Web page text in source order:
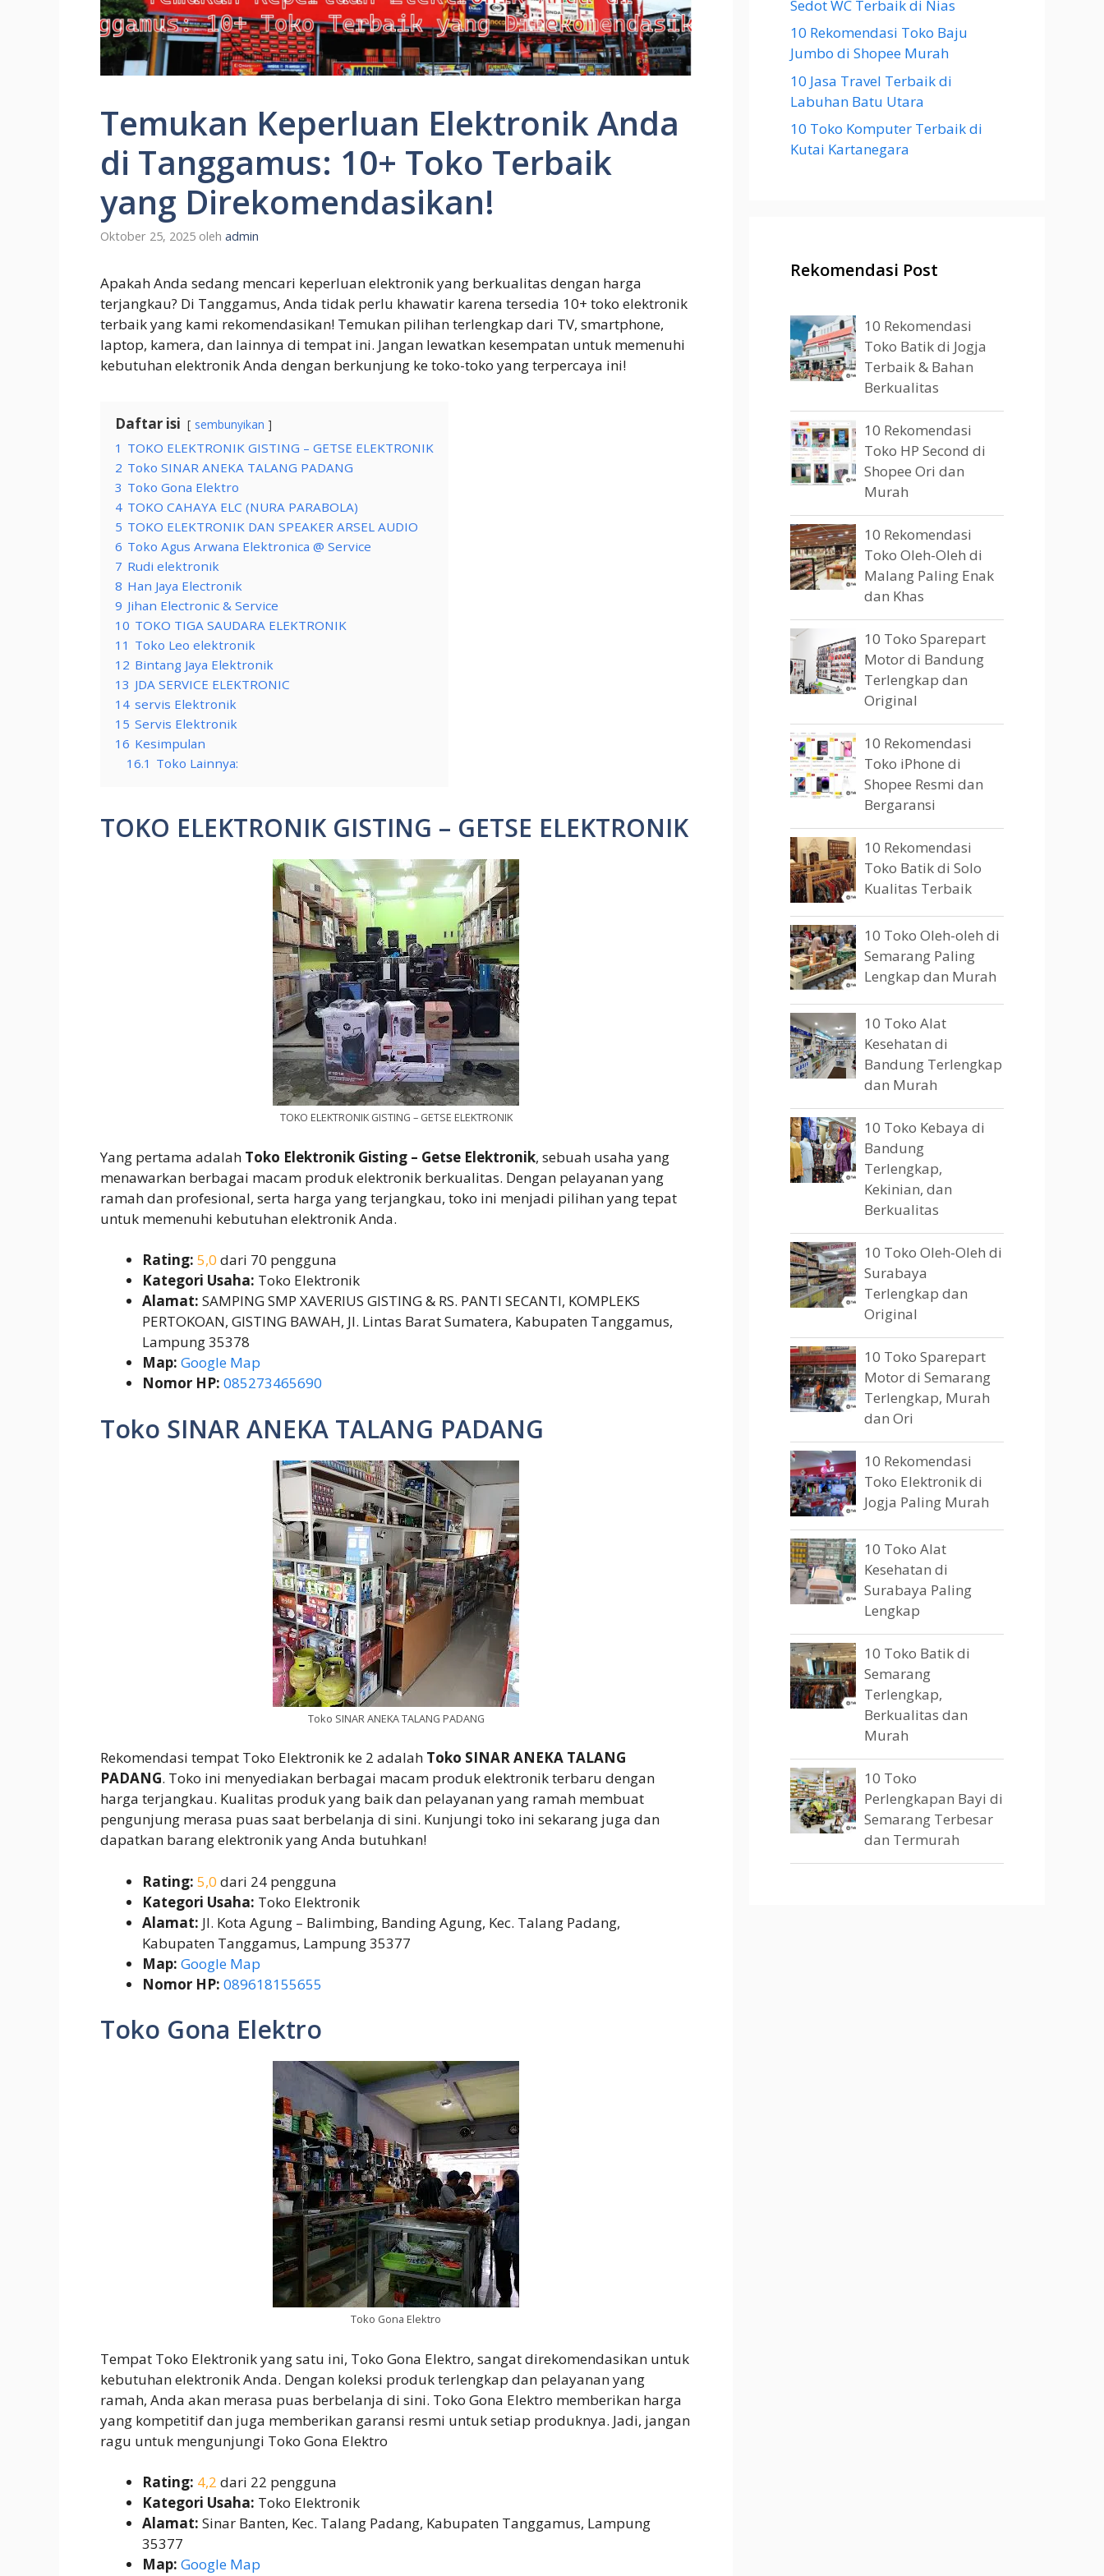
Temukan Keperluan Elektronik Anda
di Tanggamus: 10+ Toko Terbaik
yang Direkomendasikan!
Oktober 25, 2025 oleh admin
Apakah Anda sedang mencari keperluan elektronik yang berkualitas dengan harga
terjangkau? Di Tanggamus, Anda tidak perlu khawatir karena tersedia 10+ toko elektronik
terbaik yang kami rekomendasikan! Temukan pilihan terlengkap dari TV, smartphone,
laptop, kamera, dan lainnya di tempat ini. Jangan lewatkan kesempatan untuk memenuhi
kebutuhan elektronik Anda dengan berkunjung ke toko-toko yang terpercaya ini!
Daftar isi sembunyikan
1 TOKO ELEKTRONIK GISTING – GETSE ELEKTRONIK
2 Toko SINAR ANEKA TALANG PADANG
3 Toko Gona Elektro
4 TOKO CAHAYA ELC (NURA PARABOLA)
5 TOKO ELEKTRONIK DAN SPEAKER ARSEL AUDIO
6 Toko Agus Arwana Elektronica @ Service
7 Rudi elektronik
8 Han Jaya Electronik
9 Jihan Electronic & Service
10 TOKO TIGA SAUDARA ELEKTRONIK
11 Toko Leo elektronik
12 Bintang Jaya Elektronik
13 JDA SERVICE ELEKTRONIC
14 servis Elektronik
15 Servis Elektronik
16 Kesimpulan
16.1 Toko Lainnya:
TOKO ELEKTRONIK GISTING – GETSE ELEKTRONIK
TOKO ELEKTRONIK GISTING – GETSE ELEKTRONIK
Yang pertama adalah Toko Elektronik Gisting – Getse Elektronik, sebuah usaha yang
menawarkan berbagai macam produk elektronik berkualitas. Dengan pelayanan yang
ramah dan profesional, serta harga yang terjangkau, toko ini menjadi pilihan yang tepat
untuk memenuhi kebutuhan elektronik Anda.
Rating: 5,0 dari 70 pengguna
Kategori Usaha: Toko Elektronik
Alamat: SAMPING SMP XAVERIUS GISTING & RS. PANTI SECANTI, KOMPLEKS
PERTOKOAN, GISTING BAWAH, Jl. Lintas Barat Sumatera, Kabupaten Tanggamus,
Lampung 35378
Map: Google Map
Nomor HP: 085273465690
Toko SINAR ANEKA TALANG PADANG
Toko SINAR ANEKA TALANG PADANG
Rekomendasi tempat Toko Elektronik ke 2 adalah Toko SINAR ANEKA TALANG
PADANG. Toko ini menyediakan berbagai macam produk elektronik terbaru dengan
harga terjangkau. Kualitas produk yang baik dan pelayanan yang ramah membuat
pengunjung merasa puas saat berbelanja di sini. Kunjungi toko ini sekarang juga dan
dapatkan barang elektronik yang Anda butuhkan!
Rating: 5,0 dari 24 pengguna
Kategori Usaha: Toko Elektronik
Alamat: Jl. Kota Agung – Balimbing, Banding Agung, Kec. Talang Padang,
Kabupaten Tanggamus, Lampung 35377
Map: Google Map
Nomor HP: 089618155655
Toko Gona Elektro
Toko Gona Elektro
Tempat Toko Elektronik yang satu ini, Toko Gona Elektro, sangat direkomendasikan untuk
kebutuhan elektronik Anda. Dengan koleksi produk terlengkap dan pelayanan yang
ramah, Anda akan merasa puas berbelanja di sini. Toko Gona Elektro memberikan harga
yang kompetitif dan juga memberikan garansi resmi untuk setiap produknya. Jadi, jangan
ragu untuk mengunjungi Toko Gona Elektro
Rating: 4,2 dari 22 pengguna
Kategori Usaha: Toko Elektronik
Alamat: Sinar Banten, Kec. Talang Padang, Kabupaten Tanggamus, Lampung
35377
Map: Google Map
Sedot WC Terbaik di Nias
10 Rekomendasi Toko Baju
Jumbo di Shopee Murah
10 Jasa Travel Terbaik di
Labuhan Batu Utara
10 Toko Komputer Terbaik di
Kutai Kartanegara
Rekomendasi Post
10 Rekomendasi
Toko Batik di Jogja
Terbaik & Bahan
Berkualitas
10 Rekomendasi
Toko HP Second di
Shopee Ori dan
Murah
10 Rekomendasi
Toko Oleh-Oleh di
Malang Paling Enak
dan Khas
10 Toko Sparepart
Motor di Bandung
Terlengkap dan
Original
10 Rekomendasi
Toko iPhone di
Shopee Resmi dan
Bergaransi
10 Rekomendasi
Toko Batik di Solo
Kualitas Terbaik
10 Toko Oleh-oleh di
Semarang Paling
Lengkap dan Murah
10 Toko Alat
Kesehatan di
Bandung Terlengkap
dan Murah
10 Toko Kebaya di
Bandung
Terlengkap,
Kekinian, dan
Berkualitas
10 Toko Oleh-Oleh di
Surabaya
Terlengkap dan
Original
10 Toko Sparepart
Motor di Semarang
Terlengkap, Murah
dan Ori
10 Rekomendasi
Toko Elektronik di
Jogja Paling Murah
10 Toko Alat
Kesehatan di
Surabaya Paling
Lengkap
10 Toko Batik di
Semarang
Terlengkap,
Berkualitas dan
Murah
10 Toko
Perlengkapan Bayi di
Semarang Terbesar
dan Termurah